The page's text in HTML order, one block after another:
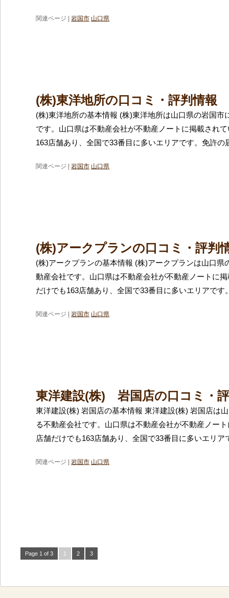
関連ページ | 岩国市 山口県
(株)東洋地所の口コミ・評判情報
(株)東洋地所の基本情報 (株)東洋地所は山口県の岩国市
です。山口県は不動産会社が不動産ノートに掲載され
163店舗あり、全国で33番目に多いエリアです。免許の
関連ページ | 岩国市 山口県
(株)アークプランの口コミ・評判
(株)アークプランの基本情報 (株)アークプランは山口県
動産会社です。山口県は不動産会社が不動産ノートに
だけでも163店舗あり、全国で33番目に多いエリアです
関連ページ | 岩国市 山口県
東洋建設(株) 岩国店の口コミ・
東洋建設(株) 岩国店の基本情報 東洋建設(株) 岩国店は
る不動産会社です。山口県は不動産会社が不動産ノー
店舗だけでも163店舗あり、全国で33番目に多いエリア
関連ページ | 岩国市 山口県
Page 1 of 3 1 2 3